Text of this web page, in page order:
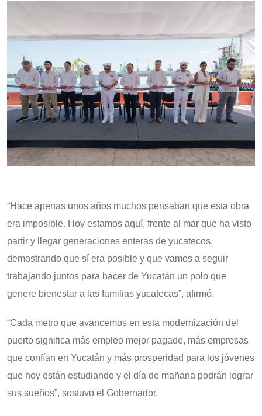
“Hace apenas unos años muchos pensaban que esta obra
era imposible. Hoy estamos aquí, frente al mar que ha visto
partir y llegar generaciones enteras de yucatecos,
demostrando que sí era posible y que vamos a seguir
trabajando juntos para hacer de Yucatán un polo que
genere bienestar a las familias yucatecas”, afirmó.
“Cada metro que avancemos en esta modernización del
puerto significa más empleo mejor pagado, más empresas
que confían en Yucatán y más prosperidad para los jóvenes
que hoy están estudiando y el día de mañana podrán lograr
sus sueños”, sostuvo el Gobernador.